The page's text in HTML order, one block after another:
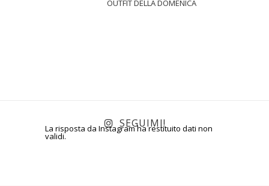
OUTFIT DELLA DOMENICA
La risposta da Instagram ha restituito dati non
validi.
SEGUIMI!